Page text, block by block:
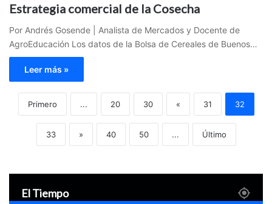
Estrategia comercial de la Cosecha
Por Andrés Gosende | Analista de Mercados y Docente de
AgroEducación Los datos de la Bolsa de Cereales de Buenos…
Leer más »
Primero ... 20 30 « 31 32
33 » 40 50 ... Último
El Tiempo